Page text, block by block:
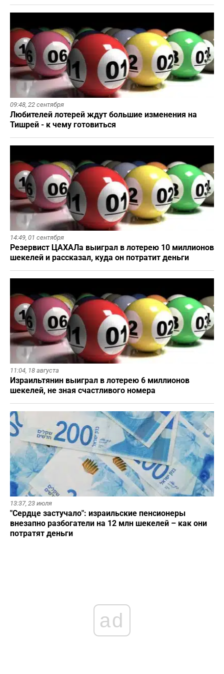
09:48, 22 сентября
Любителей лотерей ждут большие изменения на
Тишрей - к чему готовиться
14:49, 01 сентября
Резервист ЦАХАЛа выиграл в лотерею 10 миллионов
шекелей и рассказал, куда он потратит деньги
11:04, 18 августа
Израильтянин выиграл в лотерею 6 миллионов
шекелей, не зная счастливого номера
13:37, 23 июля
"Сердце застучало": израильские пенсионеры
внезапно разбогатели на 12 млн шекелей – как они
потратят деньги
ad